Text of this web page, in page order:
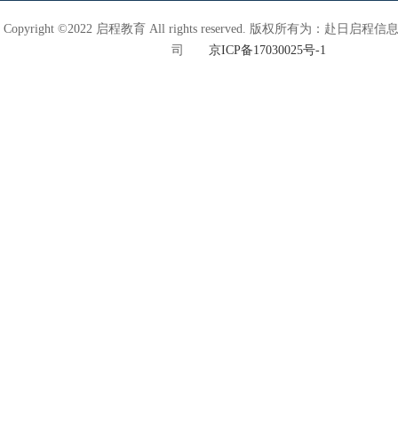
Copyright ©2022 启程教育 All rights reserved. 版权所有为：赴日启程信
司 京ICP备17030025号-1